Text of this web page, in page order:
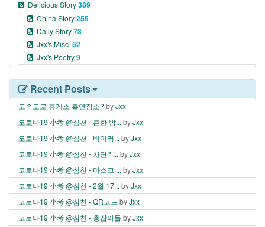
Delicious Story389
China Story255
Daily Story73
Jxx's Misc. 52
Jxx's Poetry9
Recent Posts
고속도로 휴게소 흡연장소? byJxx
코로나19 小考 @심천 - 흔한 방... byJxx
코로나19 小考 @심천 - 바이러... byJxx
코로나19 小考 @심천 - 차단? ... byJxx
코로나19 小考 @심천 - 마스크 ... byJxx
코로나19 小考 @심천 - 2월 17... byJxx
코로나19 小考 @심천 - QR코드 byJxx
코로나19 小考 @심천 - 총잡이들 byJxx